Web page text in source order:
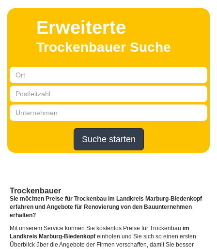
Erweiterte
Trockenbauer Suche
Suche starten
Trockenbauer
Sie möchten Preise für Trockenbau im Landkreis Marburg-Biedenkopf
erfahren und Angebote für Renovierung von den Bauunternehmen
erhalten?
Mit unserem Service können Sie kostenlos Preise für Trockenbau im
Landkreis Marburg-Biedenkopf einholen und Sie sich so einen ersten
Überblick über die Angebote der Firmen verschaffen, damit Sie besser